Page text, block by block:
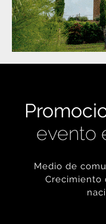
evento
Medio de
Crecimiento